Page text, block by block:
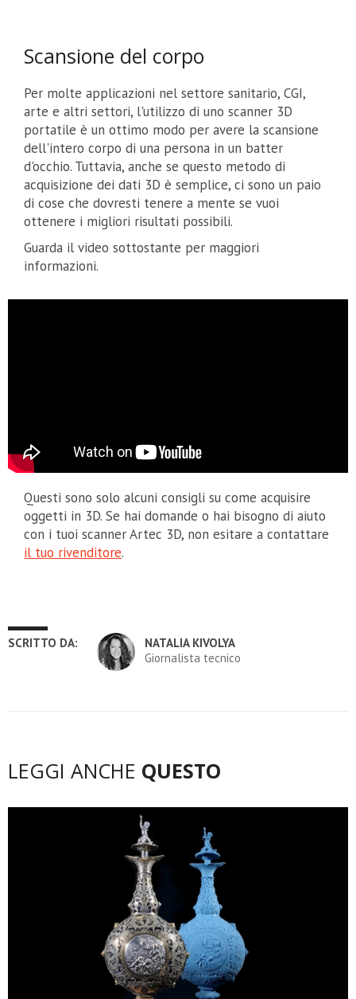
Scansione del corpo
Per molte applicazioni nel settore sanitario, CGI,
arte e altri settori, l'utilizzo di uno scanner 3D
portatile è un ottimo modo per avere la scansione
dell'intero corpo di una persona in un batter
d'occhio. Tuttavia, anche se questo metodo di
acquisizione dei dati 3D è semplice, ci sono un paio
di cose che dovresti tenere a mente se vuoi
ottenere i migliori risultati possibili.
Guarda il video sottostante per maggiori
informazioni.
Questi sono solo alcuni consigli su come acquisire
oggetti in 3D. Se hai domande o hai bisogno di aiuto
con i tuoi scanner Artec 3D, non esitare a contattare
il tuo rivenditore.
SCRITTO DA:
NATALIA KIVOLYA
Giornalista tecnico
LEGGI ANCHE QUESTO